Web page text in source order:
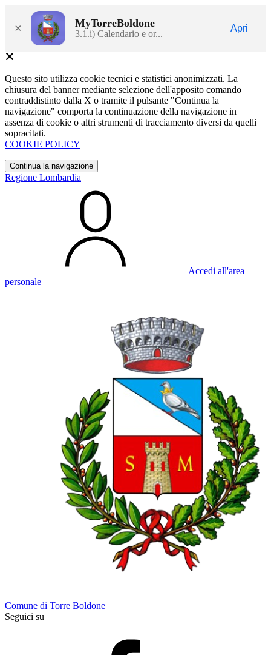
× MyTorreBoldone
3.1.i) Calendario e or...
Apri
Questo sito utilizza cookie tecnici e statistici anonimizzati. La
chiusura del banner mediante selezione dell'apposito comando
contraddistinto dalla X o tramite il pulsante "Continua la
navigazione" comporta la continuazione della navigazione in
assenza di cookie o altri strumenti di tracciamento diversi da quelli
sopracitati.
COOKIE POLICY
Continua la navigazione
Regione Lombardia
Accedi all'area
personale
Comune di Torre Boldone
Seguici su